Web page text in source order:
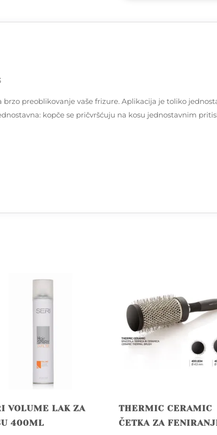
brzo preoblikovanje vaše frizure. Aplikacija je toliko
kopče se pričvršćuju na kosu jednostavnim
VOLUME LAK ZA
400ML
THERMIC CERAMIC
ČETKA ZA